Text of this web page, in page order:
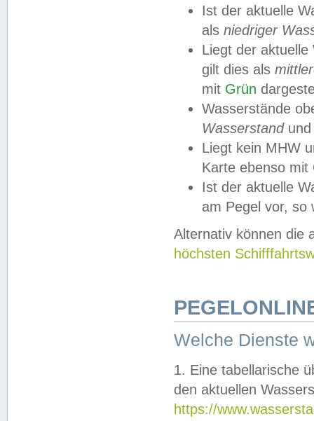
Ist der aktuelle
als niedriger
Liegt der
gilt dies als
mit Grün
Wasserstände
Wasserstandund
Liegt kein MHW
Karte ebenso mit
Ist der aktuelle
am Pegel vor,
Alternativ können die
höchsten
Welche Dienste
1. Eine tabellarische
den aktuellen
https://